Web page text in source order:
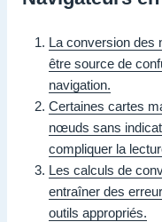
La conversion des
être source de
navigation.
Certaines cartes
nœuds sans
compliquer la
Les calculs de
entraîner des
outils appropriés.